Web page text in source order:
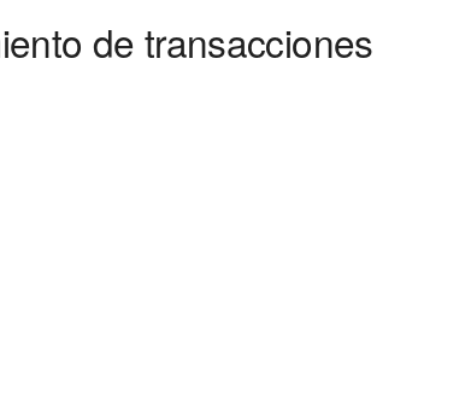
de transacciones